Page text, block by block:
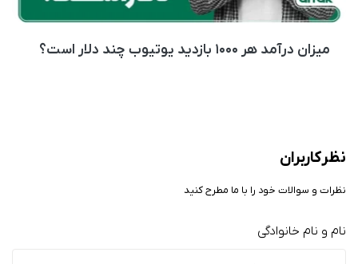
میزان درآمد هر ۱۰۰۰ بازدید یوتیوب چند دلار است؟
نظر کاربران
نظرات و سوالات خود را با ما مطرح کنید
نام و نام خانوادگی